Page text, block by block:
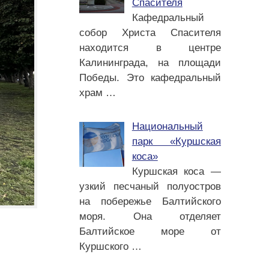
Спасителя
Кафедральный
собор Христа Спасителя
находится в центре
Калининграда, на площади
Победы. Это кафедральный
храм …
Национальный
парк «Куршская
коса»
Куршская коса —
узкий песчаный полуостров
на побережье Балтийского
моря. Она отделяет
Балтийское море от
Куршского …